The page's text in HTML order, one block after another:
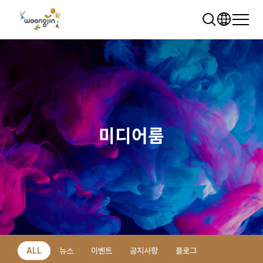
추천 검색어
WRMS WDMS SAP ERP
렌탈 모빌리티 클라우드
미디어룸
ALL 뉴스 이벤트 공지사항 블로그